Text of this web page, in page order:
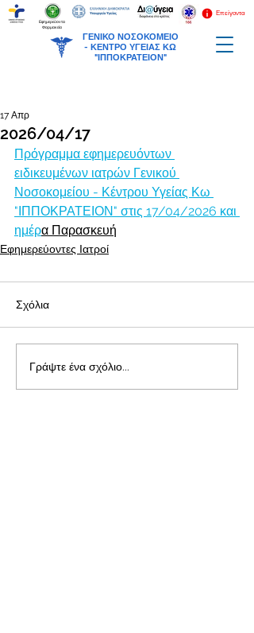
ΓΕΝΙΚΟ ΝΟΣΟΚΟΜΕΙΟ
- ΚΕΝΤΡΟ ΥΓΕΙΑΣ ΚΩ
"ΙΠΠΟΚΡΑΤΕΙΟΝ"
Επείγοντα
Εφημερεύοντα
Φαρμακεία
2026/04/17
17 Απρ
Πρόγραμμα εφημερευόντων
ειδικευμένων ιατρών Γενικού
Νοσοκομείου - Κέντρου Υγείας Κω
"ΙΠΠΟΚΡΑΤΕΙΟΝ" στις 17/04/2026 και
ημέρα Παρασκευή
Εφημερεύοντες Ιατροί
Σχόλια
Γράψτε ένα σχόλιο...